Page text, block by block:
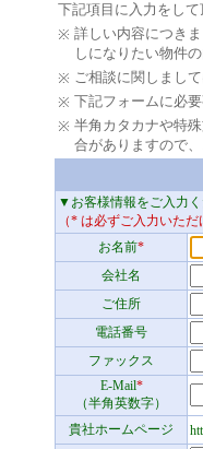
下記項目に入力をし
※ 詳しい内容につき
しになりたい物件
※ ご相談に関しまし
※ 下記フォームに必
※ 半角カタカナや特
合がありますので、
▼お客様情報をご入力く
（* は必ずご入力いた
お名前*
会社名
ご住所
電話番号
ファックス
E-Mail*
（半角英数字）
貴社ホームページ